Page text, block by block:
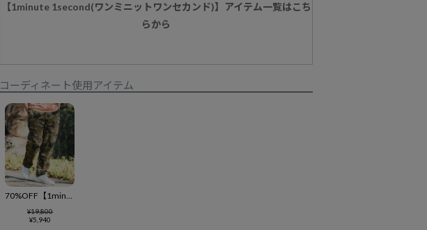
【1minute 1second(ワンミニットワンセカンド)】アイテム一覧はこち
らから
コーディネート使用アイテム
70%OFF【1minute 1second(ワンミニットワンセカンド)】one logo nylon packable long pants パッカブルパンツ(1M24H290)
¥19,800
¥5,940